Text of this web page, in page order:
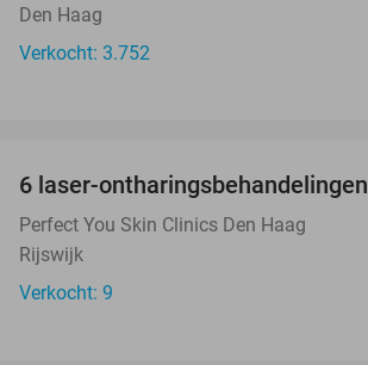
Den Haag
Verkocht: 3.752
6 laser-ontharingsbehandelingen
Perfect You Skin Clinics Den Haag
Rijswijk
Verkocht: 9